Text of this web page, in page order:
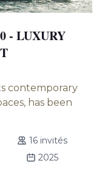
- LUXURY
contemporary
has been
16 invités
2025